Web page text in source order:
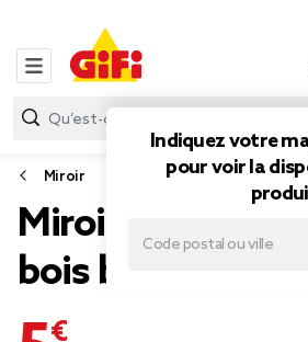
Indiquez votre
pour voir la
Miroir
Miroir forme
bois blanc
5,65 €